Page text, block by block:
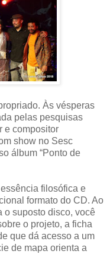
Às vésperas
pelas pesquisas
e compositor
show no Sesc
álbum “Ponto de
filosófica e
formato do CD. Ao
o suposto disco, você
o projeto, a ficha
que dá acesso a um
de mapa orienta a